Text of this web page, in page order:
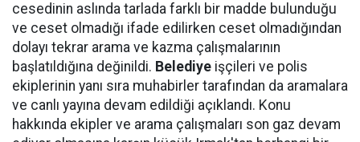
cesedinin aslında tarlada farklı bir madde bulunduğu
ve ceset olmadığı ifade edilirken ceset olmadığından
dolayı tekrar arama ve kazma çalışmalarının
başlatıldığına değinildi. Belediye işçileri ve polis
ekiplerinin yanı sıra muhabirler tarafından da aramalara
ve canlı yayına devam edildiği açıklandı. Konu
hakkında ekipler ve arama çalışmaları son gaz devam